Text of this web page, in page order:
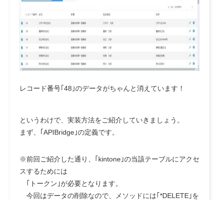
レコード番号｢48｣のデータがちゃんと消えています！
というわけで、実装方法をご紹介していきましょう。
まず、｢APIBridge｣の定義です。
※前回ご紹介した通り、｢kintone｣の当該テーブルにアクセ
スするためには
｢トークン｣が必要となります。
今回はデータの削除なので、メソッドには｢*DELETE｣を